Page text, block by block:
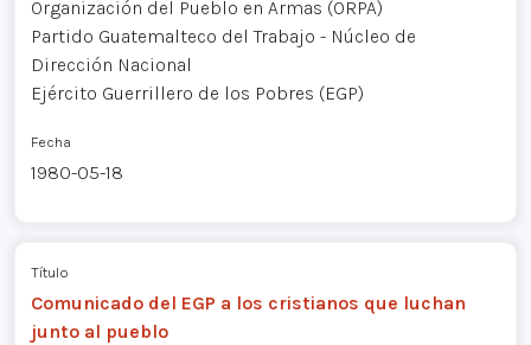
Organización del Pueblo en Armas (ORPA)
Partido Guatemalteco del Trabajo - Núcleo de
Dirección Nacional
Ejército Guerrillero de los Pobres (EGP)
Fecha
1980-05-18
Título
Comunicado del EGP a los cristianos que luchan
junto al pueblo